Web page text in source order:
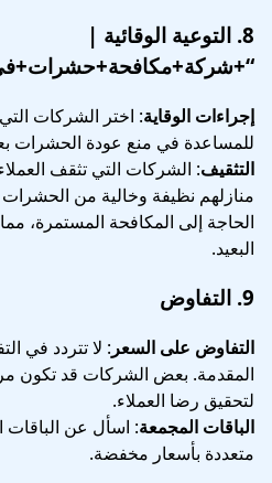
8. التوعية الوقائية |
إجراءات الوقاية: اختر الشركات
للمساعدة في منع عودة الحشرات
التثقيف: الشركات التي تثقف
منازلهم نظيفة وخالية من
الحاجة إلى المكافحة المستمرة،
البعيد.
9. التفاوض
التفاوض على السعر : لا تتردد في
المقدمة. بعض الشركات قد تكون
لتحقيق رضا العملاء.
الباقات المجمعة: اسأل عن
متعددة بأسعار مخفضة.